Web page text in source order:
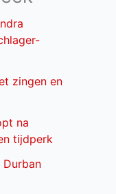
zingen en
na
tijdperk
Durban